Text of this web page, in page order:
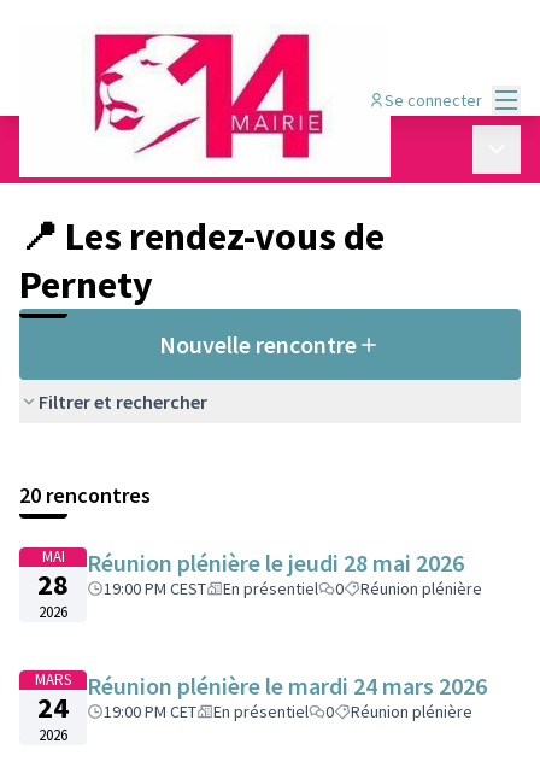
Se connecter
Conseil de quartier Pernety/
📍 Les rendez-vous de Pernety
📍 Les rendez-vous de
Pernety
Nouvelle rencontre
Filtrer et rechercher
+
−
20 rencontres
MAI
28
2026
Réunion plénière le jeudi 28 mai 2026
19:00 PM CEST En présentiel 0 Réunion plénière
MARS
24
2026
Réunion plénière le mardi 24 mars 2026
19:00 PM CET En présentiel 0 Réunion plénière